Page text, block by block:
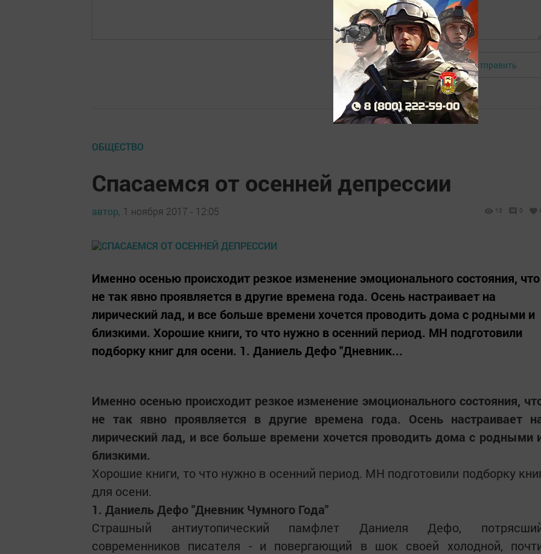
Авторизоваться Отправить
ОБЩЕСТВО
Спасаемся от осенней депрессии
автор, 1 ноября 2017 - 12:05 13 0
Именно осенью происходит резкое изменение эмоционального состояния, что
не так явно проявляется в другие времена года. Осень настраивает на
лирический лад, и все больше времени хочется проводить дома с родными и
близкими. Хорошие книги, то что нужно в осенний период. МН подготовили
подборку книг для осени. 1. Даниель Дефо "Дневник...
Именно осенью происходит резкое изменение эмоционального состояния,
не так явно проявляется в другие времена года. Осень настраивает
лирический лад, и все больше времени хочется проводить дома с родными
близкими.
Хорошие книги, то что нужно в осенний период. МН подготовили подборку
для осени.
1. Даниель Дефо "Дневник Чумного Года"
Страшный антиутопический памфлет Даниеля Дефо,
современников писателя - и повергающий в шок своей холодной,